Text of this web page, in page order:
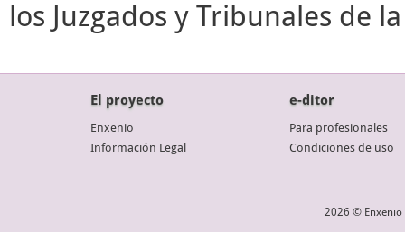
los Juzgados y Tribunales de
El proyecto
Enxenio
Información Legal
e-ditor
Para profesionales
Condiciones de uso
2026 © Enxenio